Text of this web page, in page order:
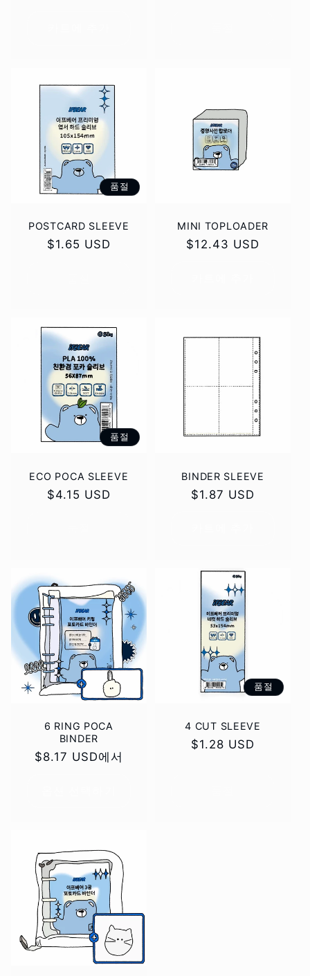
품절
POSTCARD SLEEVE
정
$1.65 USD
MINI TOPLOADER
정
$12.43 USD
품절
ECO POCA SLEEVE
정
$4.15 USD
BINDER SLEEVE
정
$1.87 USD
6 RING POCA
BINDER
정
$8.17 USD에서
품절
4 CUT SLEEVE
정
$1.28 USD